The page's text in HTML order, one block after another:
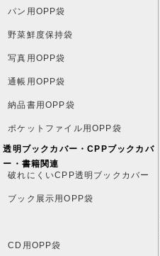
パン用OPP袋
野菜鮮度保持袋
写真用OPP袋
通帳用OPP袋
納品書用OPP袋
ポケットファイル用OPP袋
透明ブックカバー・CPPブックカバ
ー・書籍関連
破れにくいCPP透明ブックカバー
ブック展示用OPP袋
CD用OPP袋